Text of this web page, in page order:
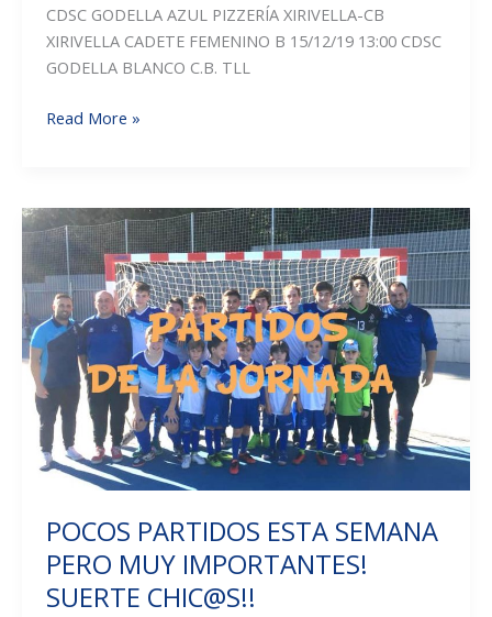
CDSC GODELLA AZUL PIZZERÍA XIRIVELLA-CB
XIRIVELLA CADETE FEMENINO B 15/12/19 13:00 CDSC
GODELLA BLANCO C.B. TLL
PARTIDOS
Read More »
POCOS PARTIDOS ESTA SEMANA
PERO MUY IMPORTANTES!
SUERTE CHIC@S!!